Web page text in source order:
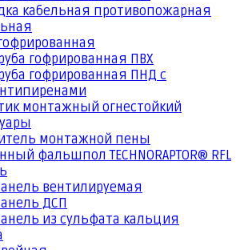
кабельная противопожарная
гофрированная ПВХ
гофрированная ПНД с
монтажный огнестойкий
монтажной пены
фальшпол TECHNORAPTOR® RFL
вентилируемая
ДСП
из сульфата кальция